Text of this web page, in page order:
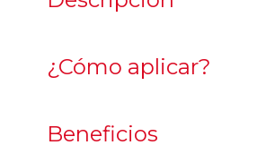
¿Cómo aplicar?
Beneficios